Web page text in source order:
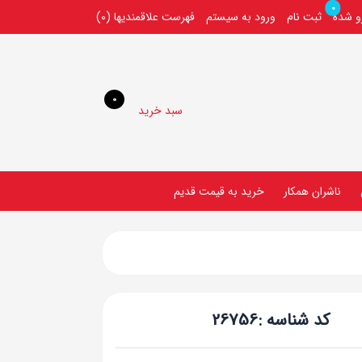
شده
0
ثبت نام ورود به سیستم فهرست علاقمندیها (0)
سبد خرید
0
ناشران همکار خريد به قيمت قديم
کد شناسه :26756